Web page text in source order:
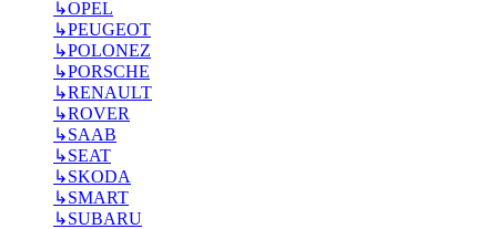
↳OPEL
↳PEUGEOT
↳POLONEZ
↳PORSCHE
↳RENAULT
↳ROVER
↳SAAB
↳SEAT
↳SKODA
↳SMART
↳SUBARU